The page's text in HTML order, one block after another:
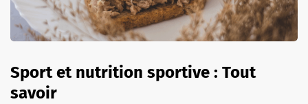
Sport et nutrition sportive : Tout
savoir